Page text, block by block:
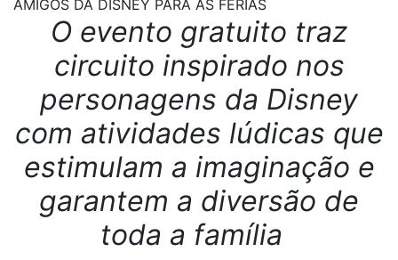
AMIGOS DA DISNEY PARA AS FÉRIAS
O evento gratuito traz
circuito inspirado nos
personagens da Disney
com atividades lúdicas que
estimulam a imaginação e
garantem a diversão de
toda a família